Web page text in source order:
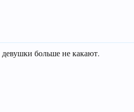
девушки больше не какают.